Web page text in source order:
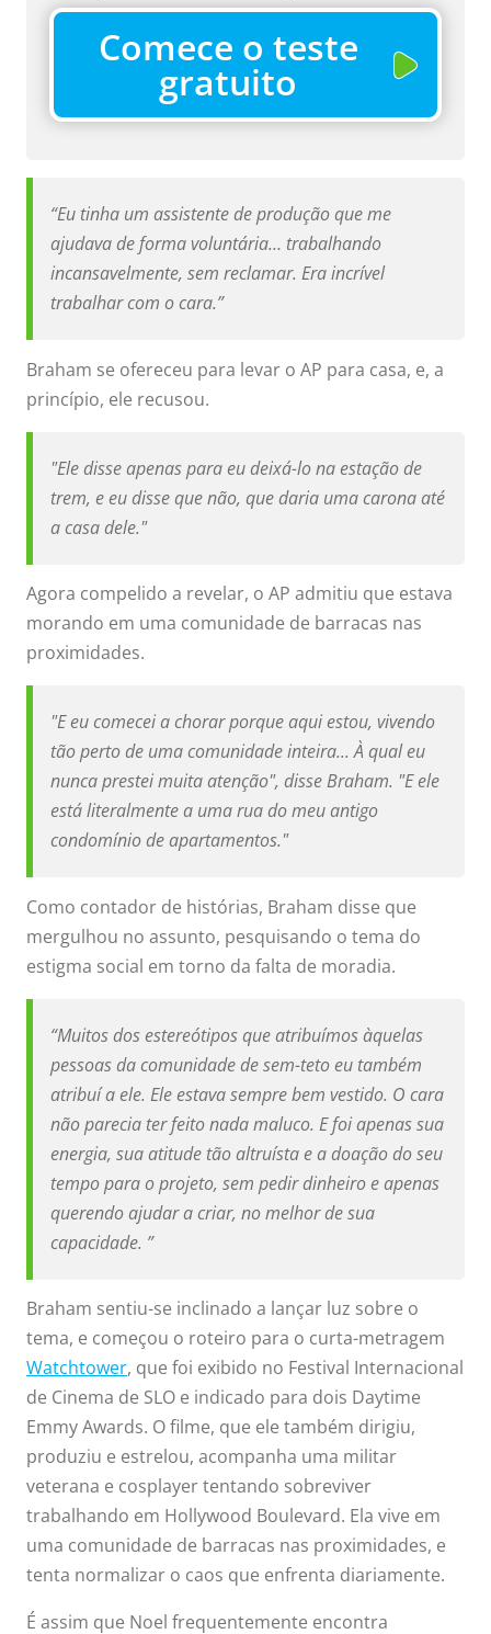
Comece o teste
gratuito
“Eu tinha um assistente de produção que me
ajudava de forma voluntária… trabalhando
incansavelmente, sem reclamar. Era incrível
trabalhar com o cara.”
Braham se ofereceu para levar o AP para casa, e, a
princípio, ele recusou.
"Ele disse apenas para eu deixá-lo na estação de
trem, e eu disse que não, que daria uma carona até
a casa dele."
Agora compelido a revelar, o AP admitiu que estava
morando em uma comunidade de barracas nas
proximidades.
"E eu comecei a chorar porque aqui estou, vivendo
tão perto de uma comunidade inteira... À qual eu
nunca prestei muita atenção", disse Braham. "E ele
está literalmente a uma rua do meu antigo
condomínio de apartamentos."
Como contador de histórias, Braham disse que
mergulhou no assunto, pesquisando o tema do
estigma social em torno da falta de moradia.
“Muitos dos estereótipos que atribuímos àquelas
pessoas da comunidade de sem-teto eu também
atribuí a ele. Ele estava sempre bem vestido. O cara
não parecia ter feito nada maluco. E foi apenas sua
energia, sua atitude tão altruísta e a doação do seu
tempo para o projeto, sem pedir dinheiro e apenas
querendo ajudar a criar, no melhor de sua
capacidade. ”
Braham sentiu-se inclinado a lançar luz sobre o
tema, e começou o roteiro para o curta-metragem
Watchtower, que foi exibido no Festival Internacional
de Cinema de SLO e indicado para dois Daytime
Emmy Awards. O filme, que ele também dirigiu,
produziu e estrelou, acompanha uma militar
veterana e cosplayer tentando sobreviver
trabalhando em Hollywood Boulevard. Ela vive em
uma comunidade de barracas nas proximidades, e
tenta normalizar o caos que enfrenta diariamente.
É assim que Noel frequentemente encontra